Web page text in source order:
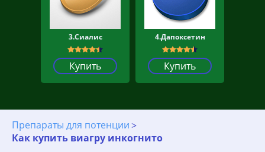
3.Сиалис
Купить
4.Дапоксетин
Купить
Препараты для потенции
Как купить виагру инкогнито